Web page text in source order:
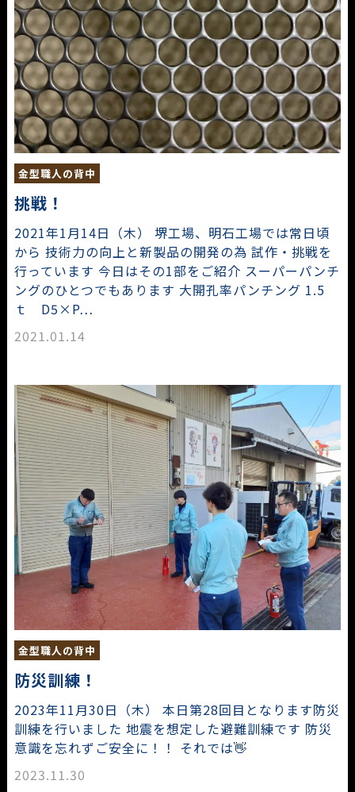
金型職人の背中
挑戦！
2021年1月14日（木） 堺工場、明石工場では常日頃
から 技術力の向上と新製品の開発の為 試作・挑戦を
行っています 今日はその1部をご紹介 スーパーパンチ
ングのひとつでもあります 大開孔率パンチング 1.5
ｔ D5×P…
2021.01.14
金型職人の背中
防災訓練！
2023年11月30日（木） 本日第28回目となります防災
訓練を行いました 地震を想定した避難訓練です 防災
意識を忘れずご安全に！！ それでは👋
2023.11.30